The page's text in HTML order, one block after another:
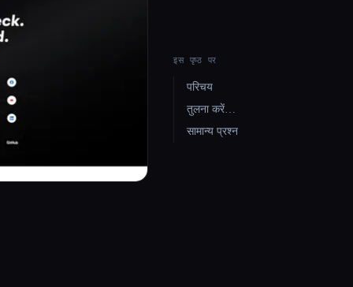
इस पृष्ठ पर
परिचय
तुलना करें…
सामान्य प्रश्न